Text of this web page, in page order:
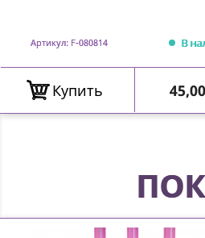
Артикул: F-080814 В
Купить Цена